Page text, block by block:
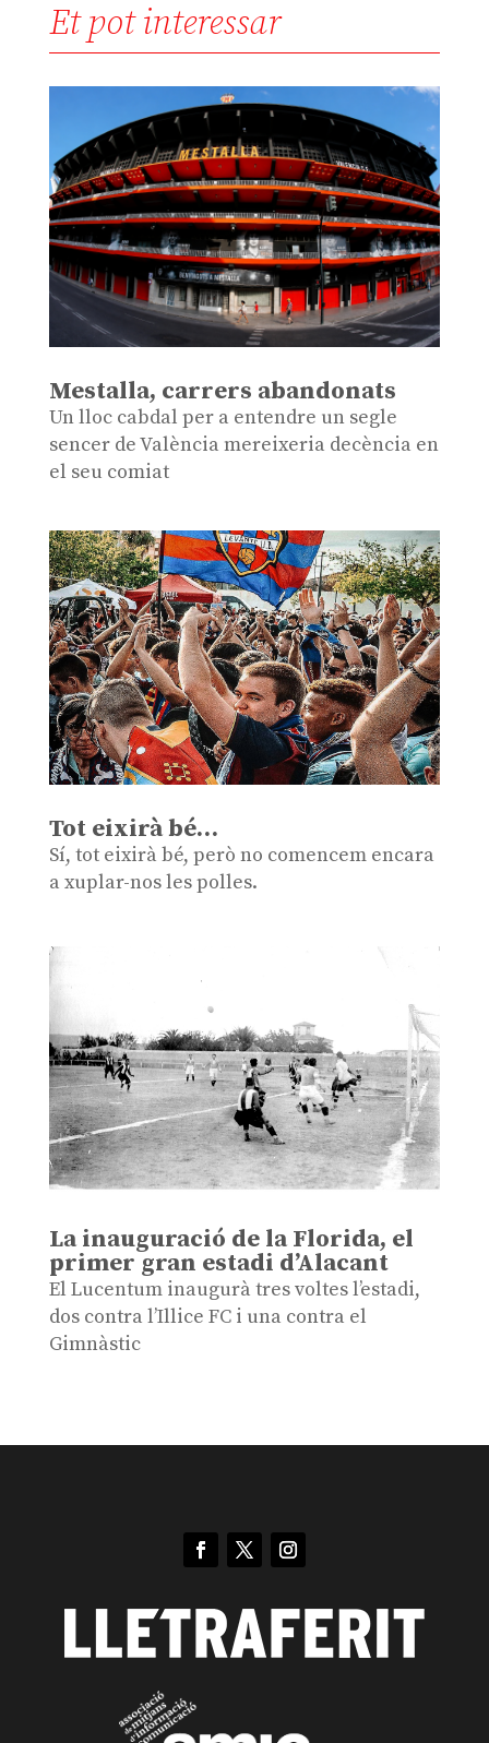
Et pot interessar
Mestalla, carrers abandonats
Un lloc cabdal per a entendre un segle
sencer de València mereixeria decència en
el seu comiat
Tot eixirà bé…
Sí, tot eixirà bé, però no comencem encara
a xuplar-nos les polles.
La inauguració de la Florida, el
primer gran estadi d’Alacant
El Lucentum inaugurà tres voltes l’estadi,
dos contra l’Illice FC i una contra el
Gimnàstic